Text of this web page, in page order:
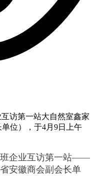
访第一站大自然室鑫家
位），于4月9日上午
企业互访第一站——
安徽商会副会长单